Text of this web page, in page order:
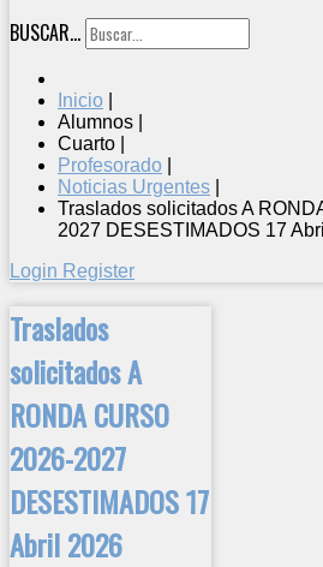
BUSCAR...
Inicio
Alumnos
Cuarto
Profesorado
Noticias Urgentes
Traslados solicitados A
2027 DESESTIMADOS 17
Login Register
Traslados
solicitados A
RONDA CURSO
2026-2027
DESESTIMADOS 17
Abril 2026